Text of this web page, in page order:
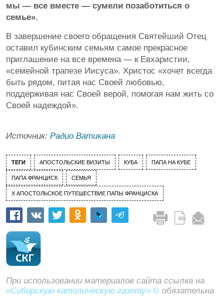
мы — все вместе — сумели позаботиться о
семье».
В завершение своего обращения Святейший Отец
оставил кубинским семьям самое прекрасное
приглашение на все времена — к Евхаристии,
«семейной трапезе Иисуса». Христос «хочет всегда
быть рядом, питая нас Своей любовью,
поддерживая нас Своей верой, помогая нам жить со
Своей надеждой».
Источник: Радио Ватикана
ТЕГИ АПОСТОЛЬСКИЕ ВИЗИТЫ КУБА ПАПА НА КУБЕ
ПАПА ФРАНЦИСК СЕМЬЯ
Х АПОСТОЛЬСКОЕ ПУТЕШЕСТВИЕ ПАПЫ ФРАНЦИСКА
При использовании материалов сайта ссылка на
«Сибирскую католическую газету» © обязательна